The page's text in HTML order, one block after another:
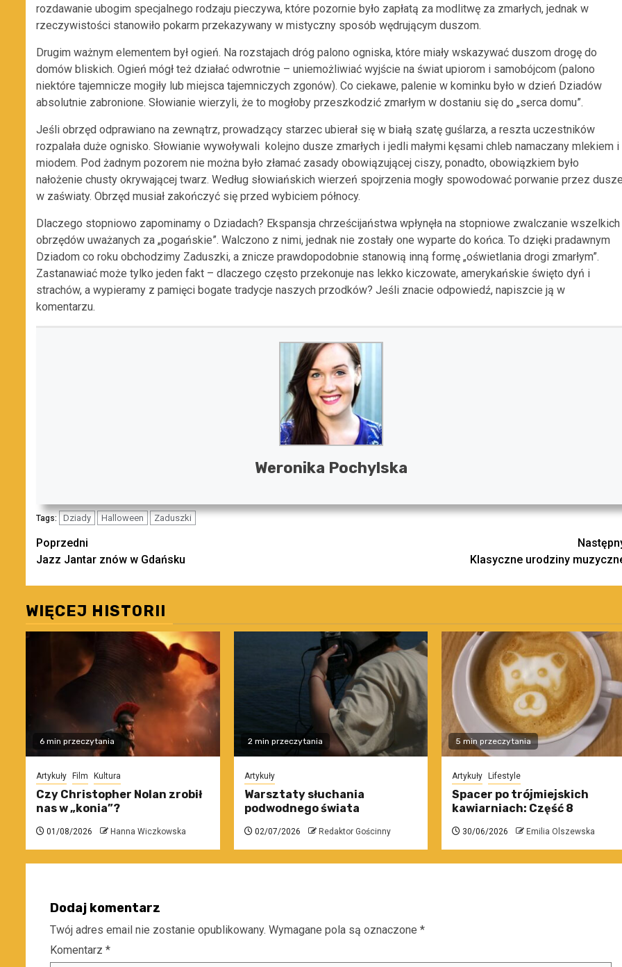
rozdawanie ubogim specjalnego rodzaju pieczywa, które pozornie było zapłatą za modlitwę za zmarłych, jednak w
rzeczywistości stanowiło pokarm przekazywany w mistyczny sposób wędrującym duszom.
Drugim ważnym elementem był ogień. Na rozstajach dróg palono ogniska, które miały wskazywać duszom drogę do
domów bliskich. Ogień mógł też działać odwrotnie – uniemożliwiać wyjście na świat upiorom i samobójcom (palono
niektóre tajemnicze mogiły lub miejsca tajemniczych zgonów). Co ciekawe, palenie w kominku było w dzień Dziadów
absolutnie zabronione. Słowianie wierzyli, że to mogłoby przeszkodzić zmarłym w dostaniu się do „serca domu”.
Jeśli obrzęd odprawiano na zewnątrz, prowadzący starzec ubierał się w białą szatę guślarza, a reszta uczestników
rozpalała duże ognisko. Słowianie wywoływali kolejno dusze zmarłych i jedli małymi kęsami chleb namaczany mlekiem i
miodem. Pod żadnym pozorem nie można było złamać zasady obowiązującej ciszy, ponadto, obowiązkiem było
nałożenie chusty okrywającej twarz. Według słowiańskich wierzeń spojrzenia mogły spowodować porwanie przez
w zaświaty. Obrzęd musiał zakończyć się przed wybiciem północy.
Dlaczego stopniowo zapominamy o Dziadach? Ekspansja chrześcijaństwa wpłynęła na stopniowe zwalczanie wszelkich
obrzędów uważanych za „pogańskie”. Walczono z nimi, jednak nie zostały one wyparte do końca. To dzięki pradawnym
Dziadom co roku obchodzimy Zaduszki, a znicze prawdopodobnie stanowią inną formę „oświetlania drogi zmarłym”.
Zastanawiać może tylko jeden fakt – dlaczego często przekonuje nas lekko kiczowate, amerykańskie święto dyń i
strachów, a wypieramy z pamięci bogate tradycje naszych przodków? Jeśli znacie odpowiedź, napiszcie ją w
komentarzu.
Weronika Pochylska
Tags: Dziady Halloween Zaduszki
Zobacz
wpisy
Poprzedni
Jazz Jantar znów w Gdańsku
Klasyczne urodziny
WIĘCEJ HISTORII
6 min przeczytania
Artykuły Film Kultura
Czy Christopher Nolan zrobił
nas w „konia”?
01/08/2026 Hanna Wiczkowska
2 min przeczytania
Artykuły
Warsztaty słuchania
podwodnego świata
02/07/2026 Redaktor Gościnny
5 min przeczytania
Artykuły Lifestyle
Spacer po trójmiejskich
kawiarniach: Część 8
30/06/2026 Emilia Olszewska
Dodaj komentarz
Twój adres email nie zostanie opublikowany. Wymagane pola są oznaczone *
Komentarz *